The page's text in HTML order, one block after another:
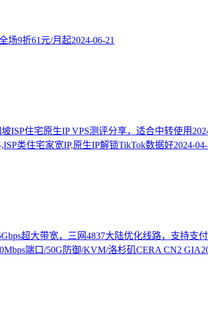
场9折61元/月起2024-06-21
ISP住宅原生IP VPS测评分享，适合中转使用
类住宅家宽IP,原生IP解锁TikTok数据好2024-
超大带宽，三网4837大陆优化线路，支持支
端口/50G防御/KVM/洛杉矶CERA CN2 GIA